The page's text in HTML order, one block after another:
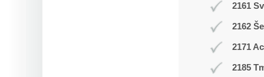
2161
2162
2171
2185